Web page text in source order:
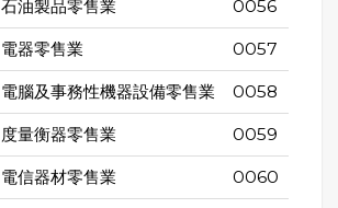
石油製品零售業 0056
電器零售業 0057
電腦及事務性機器設備零售業 0058
度量衡器零售業 0059
電信器材零售業 0060